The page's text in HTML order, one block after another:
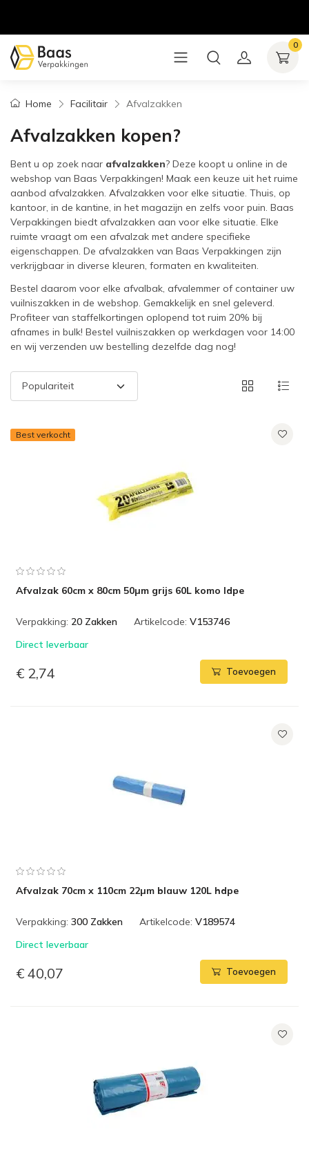
0
Home Facilitair Afvalzakken
Afvalzakken kopen?
Bent u op zoek naar afvalzakken? Deze koopt u online in de
webshop van Baas Verpakkingen! Maak een keuze uit het ruime
aanbod afvalzakken. Afvalzakken voor elke situatie. Thuis, op
kantoor, in de kantine, in het magazijn en zelfs voor puin. Baas
Verpakkingen biedt afvalzakken aan voor elke situatie. Elke
ruimte vraagt om een afvalzak met andere specifieke
eigenschappen. De afvalzakken van Baas Verpakkingen zijn
verkrijgbaar in diverse kleuren, formaten en kwaliteiten.
Bestel daarom voor elke afvalbak, afvalemmer of container uw
vuilniszakken in de webshop. Gemakkelijk en snel geleverd.
Profiteer van staffelkortingen oplopend tot ruim 20% bij
afnames in bulk! Bestel vuilniszakken op werkdagen voor 14:00
en wij verzenden uw bestelling dezelfde dag nog!
Best verkocht
Afvalzak 60cm x 80cm 50µm grijs 60L komo ldpe
Verpakking: 20 Zakken Artikelcode: V153746
Direct leverbaar
€ 2,74 Toevoegen
Afvalzak 70cm x 110cm 22µm blauw 120L hdpe
Verpakking: 300 Zakken Artikelcode: V189574
Direct leverbaar
€ 40,07 Toevoegen